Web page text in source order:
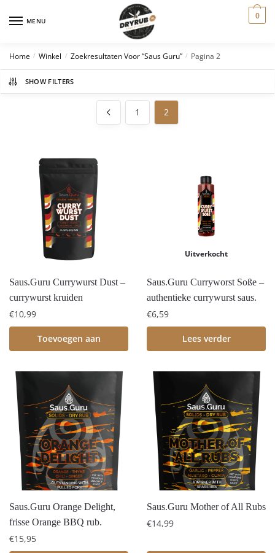
MENU 0
Home / Winkel / Zoekresultaten Voor “saus Guru” / Pagina 2
SHOW FILTERS
1 2
Saus.Guru Currywurst Dust –
currywurst kruiden
€10,99
Toevoegen aan
Uitverkocht
Saus.Guru Curryworst Soße –
authentieke currywurst saus.
€6,59
Lees verder
Saus.Guru Orange Delight,
frisse Orange BBQ rub.
€15,95
Saus.Guru Mother of All Rubs
€14,99